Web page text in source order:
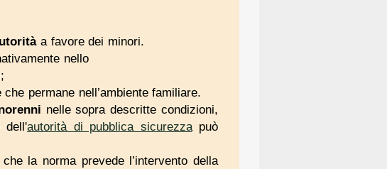
a favore dei minori.
nello
permane nell’ambiente familiare.
nelle sopra descritte condizioni,
dell'autorità di pubblica sicurezzapuò
la norma prevede l’intervento della